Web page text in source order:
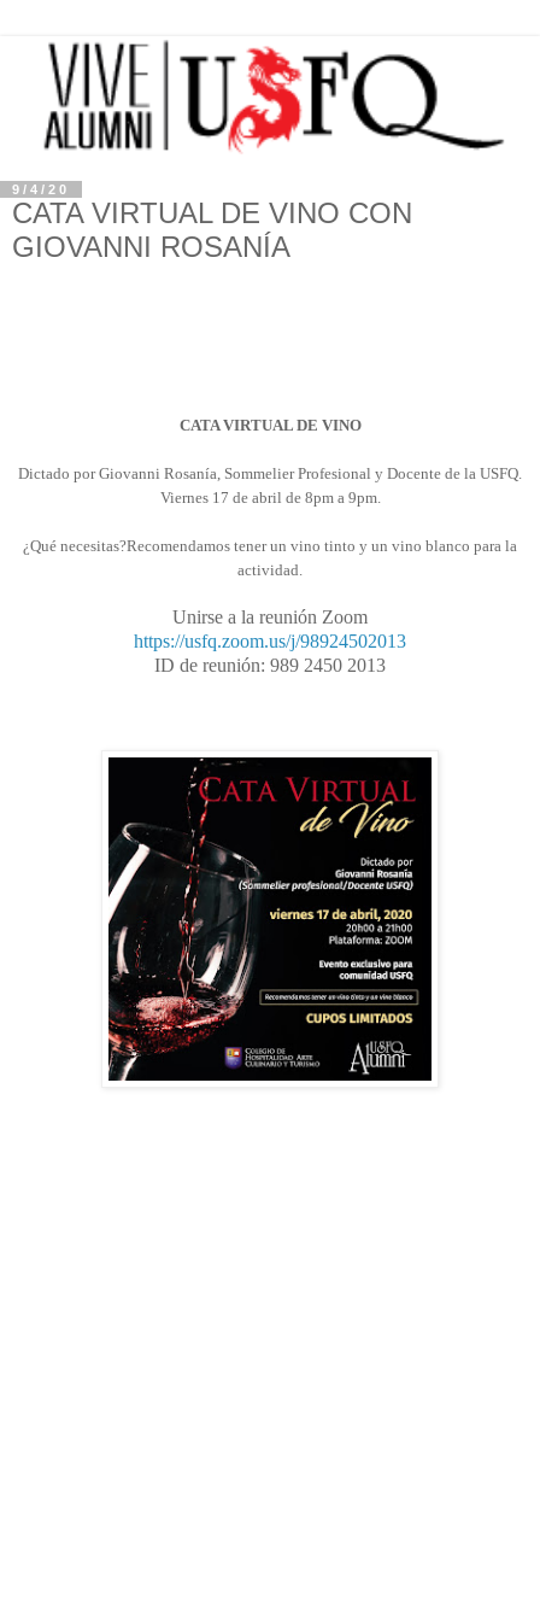
9/4/20
CATA VIRTUAL DE VINO CON
GIOVANNI ROSANÍA
CATA VIRTUAL DE VINO
Dictado por Giovanni Rosanía, Sommelier Profesional y Docente de la USFQ.
Viernes 17 de abril de 8pm a 9pm.
¿Qué necesitas?Recomendamos tener un vino tinto y un vino blanco para la
actividad.
Unirse a la reunión Zoom
https://usfq.zoom.us/j/98924502013
ID de reunión: 989 2450 2013